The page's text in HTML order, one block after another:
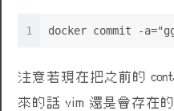
1 docker commit -
注意若現在把之前的
來的話 vim 還是會存在